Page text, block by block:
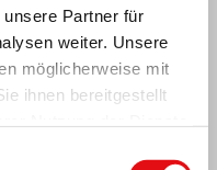
Partner für
weiter. Unsere
möglicherweise mit
ihnen bereitgestellt